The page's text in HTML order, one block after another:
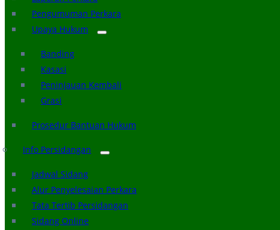
Pengumuman Perkara
Upaya Hukum
Banding
Kasasi
Peninjauan Kembali
Grasi
Prosedur Bantuan Hukum
Info Persidangan
Jadwal Sidang
Alur Penyelesaian Perkara
Tata Tertib Persidangan
Sidang Online